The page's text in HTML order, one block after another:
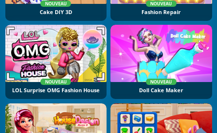
NOUVEAU
Cake DIY 3D
NOUVEAU
Fashion Repair
NOUVEAU
LOL Surprise OMG Fashion House
NOUVEAU
Doll Cake Maker